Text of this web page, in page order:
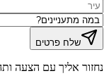
שלח פרטים
נחזור אליך עם הצעה